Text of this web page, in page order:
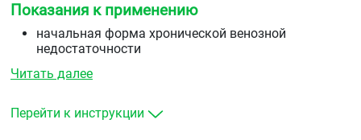
Показания к применению
начальная форма хронической венозной
недостаточности
распирание в ногах
осложнений
Читать далее
Перейти к инструкции